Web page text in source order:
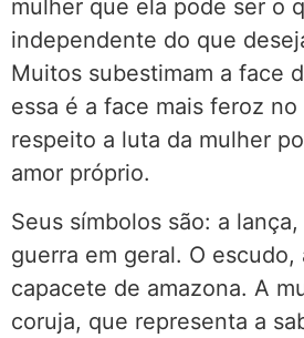
mulher que ela pode ser o
independente do que
Muitos subestimam a face
essa é a face mais feroz
respeito a luta da mulher
amor próprio.
Seus símbolos são: a
guerra em geral. O escudo,
capacete de amazona. A
coruja, que representa a